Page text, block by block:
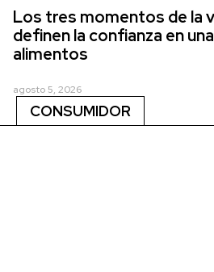
Los tres momentos de la
definen la confianza en
alimentos
agosto 5, 2026
CONSUMIDOR